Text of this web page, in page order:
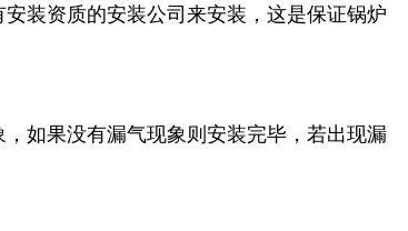
装资质的安装公司来安装，这是保证锅炉
如果没有漏气现象则安装完毕，若出现漏